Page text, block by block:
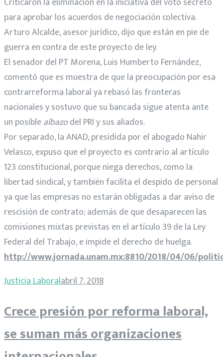
para aprobar los acuerdos de negociación colectiva.
Arturo Alcalde, asesor jurídico, dijo que están en pie de
guerra en contra de este proyecto de ley.
El senador del PT Morena, Luis Humberto Fernández,
comentó que es muestra de que la preocupación por esa
contrarreforma laboral ya rebasó las fronteras
nacionales y sostuvo que su bancada sigue atenta ante
un posiblealbazodel PRI y sus aliados.
Por separado, la ANAD, presidida por el abogado Nahir
Velasco, expuso que el proyecto es contrario al artículo
123 constitucional, porque niega derechos, como la
libertad sindical, y también facilita el despido de personal
ya que las empresas no estarán obligadas a dar aviso de
rescisión de contrato; además de que desaparecen las
comisiones mixtas previstas en el artículo 39 de la Ley
Federal del Trabajo, e impide el derecho de huelga.
http://www.jornada.unam.mx:8810/2018/04/06/
Justicia Laboralabril 7, 2018
Crece presión por reforma laboral,
se suman más organizaciones